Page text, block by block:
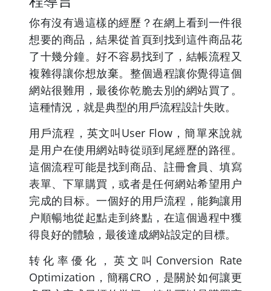
你有沒有過這樣的經歷？在網上看到一件很
想要的商品，結果從首頁到找到這件商品花
了十幾分鐘。好不容易找到了，結帳流程又
複雜得讓你想放棄。整個過程讓你覺得這個
網站很難用，最後你乾脆去別的網站買了。
這種情況，就是典型的用戶流程設計失敗。
用戶流程，英文叫User Flow，簡單來說就
是用户在使用網站時從頭到尾經歷的路徑。
這個流程可能是找到商品、註冊會員、填寫
表單、下單購買，或者是任何網站希望用户
完成的目标。一個好的用戶流程，能夠讓用
户順暢地從起點走到終點，在這個過程中獲
得良好的體驗，最後達成網站設定的目標。
转化率優化，英文叫Conversion Rate
Optimization，簡稱CRO，是關於如何讓更